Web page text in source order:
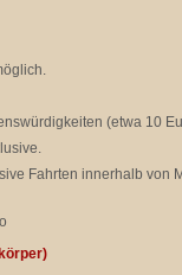
(etwa 10
Fahrten innerhalb von